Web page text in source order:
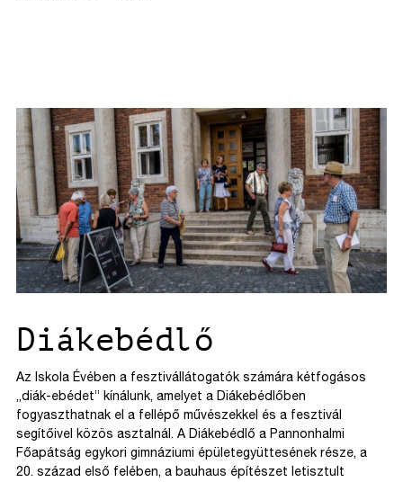
Diákebédlő
Az Iskola Évében a fesztivállátogatók számára kétfogásos
„diák-ebédet” kínálunk, amelyet a Diákebédlőben
fogyaszthatnak el a fellépő művészekkel és a fesztivál
segítőivel közös asztalnál. A Diákebédlő a Pannonhalmi
Főapátság egykori gimnáziumi épületegyüttesének része, a
20. század első felében, a bauhaus építészet letisztult